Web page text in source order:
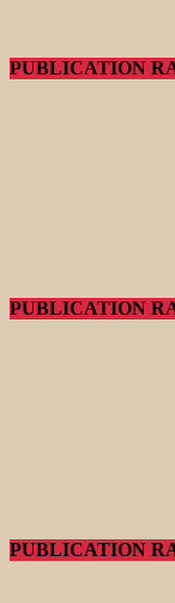
PUBLICATION
PUBLICATION
PUBLICATION